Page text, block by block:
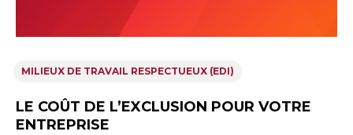
MILIEUX DE TRAVAIL RESPECTUEUX (EDI)
LE COÛT DE L’EXCLUSION POUR VOTRE
ENTREPRISE